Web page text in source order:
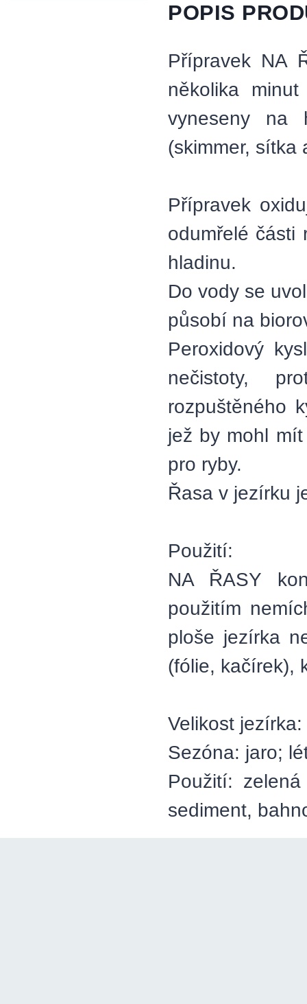
POPIS
Přípravek NA
několika
vyneseny na
(skimmer, sítka
Přípravek
odumřelé části
hladinu.
Do vody se
působí na
Peroxidový
nečistoty,
rozpuštěného
jež by mohl
pro ryby.
Řasa v jezírku
Použití:
NA ŘASY
použitím
ploše jezírka
(fólie, kačírek),
Velikost
Sezóna: jaro;
Použití:
sediment,